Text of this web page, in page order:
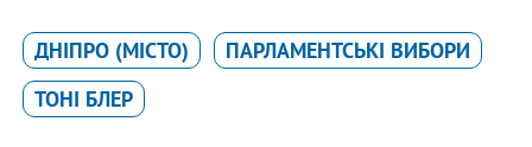
ДНІПРО (МІСТО)
ПАРЛАМЕНТСЬКІ ВИБОРИ
ТОНІ БЛЕР